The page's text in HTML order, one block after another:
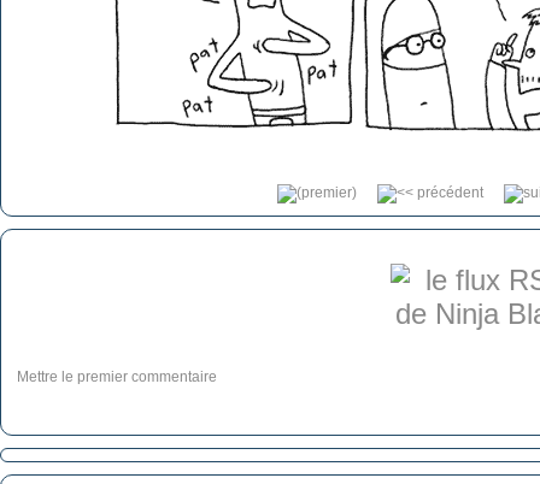
Mettre le premier commentaire